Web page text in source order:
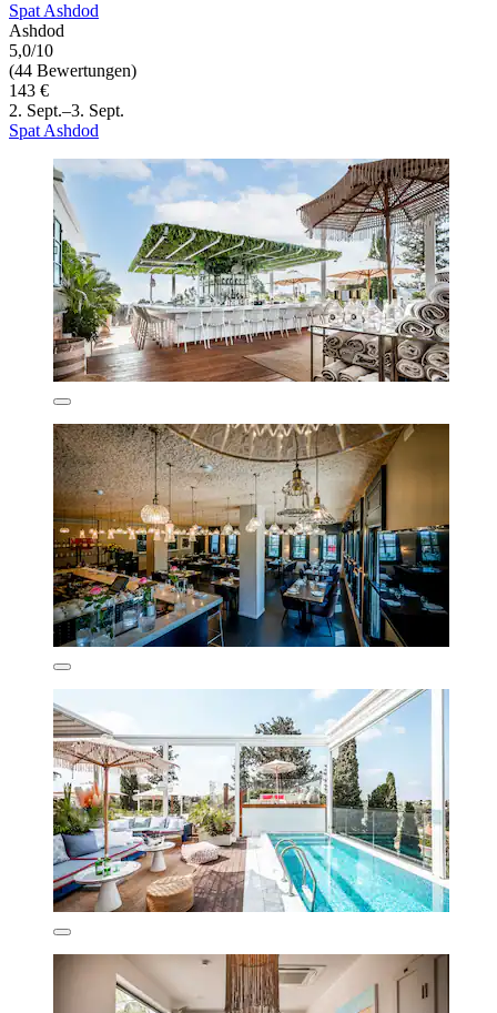
Spat Ashdod
Ashdod
5,0/10
(44 Bewertungen)
143 €
2. Sept.–3. Sept.
Spat Ashdod